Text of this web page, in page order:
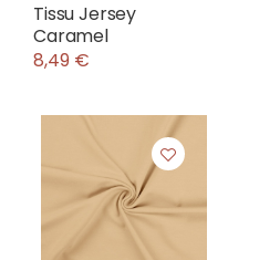
Tissu Jersey
Caramel
8,49 €